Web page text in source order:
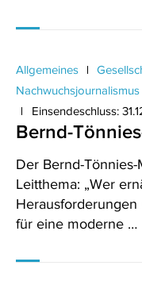
Allgemeines
Nachwuchsjournalismus
Einsendeschluss:
Bernd-
Der Bernd-
Leitthema: „Wer
für eine moderne …